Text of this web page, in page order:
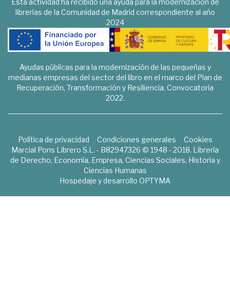
librerías de la Comunidad de Madrid correspondiente al año
2024
Ayudas públicas para la modernización de las pequeñas y
medianas empresas del sector del libro en el marco del Plan de
Recuperación, Transformación y Resiliencia. Convocatoria
2022.
Política de privacidad Condiciones generales
Cookies
Marcial Pons Librero S.L. - B82947326 © 1948 - 2018. Librería
de Derecho, Economía, Empresa, Ciencias Sociales, Historia y
Ciencias Humanas
Hospedaje y desarrollo OPTYMA